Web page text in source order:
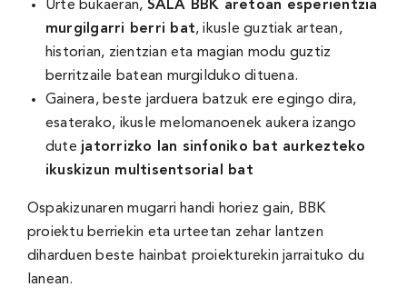
Urte bukaeran, SALA BBK aretoan esperientzia
murgilgarri berri bat, ikusle guztiak artean,
historian, zientzian eta magian modu guztiz
berritzaile batean murgilduko dituena.
Gainera, beste jarduera batzuk ere egingo dira,
esaterako, ikusle melomanoenek aukera izango
dute jatorrizko lan sinfoniko bat aurkezteko
ikuskizun multisentsorial bat
Ospakizunaren mugarri handi horiez gain, BBK
proiektu berriekin eta urteetan zehar lantzen
diharduen beste hainbat proiekturekin jarraituko du
lanean.